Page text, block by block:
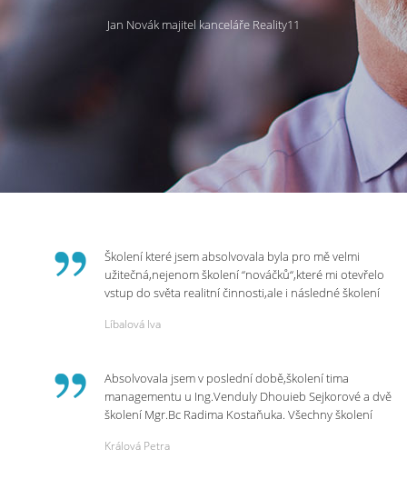
Jan Novák majitel kanceláře Reality11
Školení které jsem absolvovala byla pro mě velmi
užitečná,nejenom školení “nováčků“,které mi otevřelo
vstup do světa realitní činnosti,ale i následné školení
p.Vendulce která s nesmírnou lidskostí,přesto
potřebná školení,která Realitní Akademie umožňuje.
Líbalová Iva
Absolvovala jsem v poslední době,školení tima
managementu u Ing.Venduly Dhouieb Sejkorové a dvě
školení Mgr.Bc Radima Kostaňuka. Všechny školení
práci a na život.
Králová Petra